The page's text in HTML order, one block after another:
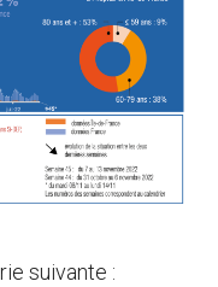
suivante :